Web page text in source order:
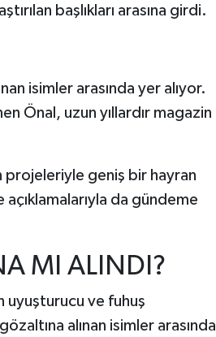
başlıkları arasına girdi.
isimler arasında yer alıyor.
Önal, uzun yıllardır magazin
projeleriyle geniş bir hayran
da gündeme
MI ALINDI?
uyuşturucu ve fuhuş
alınan isimler arasında